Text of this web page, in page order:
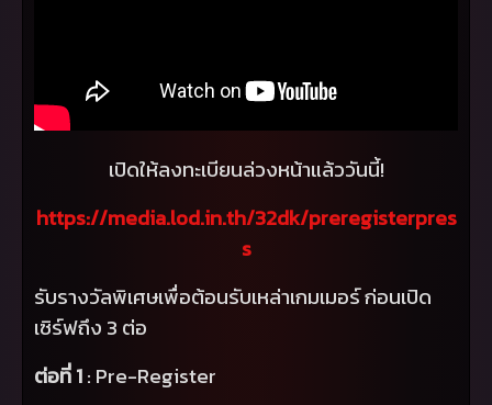
เปิดให้ลงทะเบียนล่วงหน้าแล้ววันนี้!
https://media.lod.in.th/32dk/preregisterpres
s
รับรางวัลพิเศษเพื่อต้อนรับเหล่าเกมเมอร์ ก่อนเปิด
เซิร์ฟถึง 3 ต่อ
ต่อที่ 1: Pre-Register